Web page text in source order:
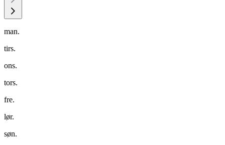
man.
tirs.
ons.
tors.
fre.
lør.
søn.